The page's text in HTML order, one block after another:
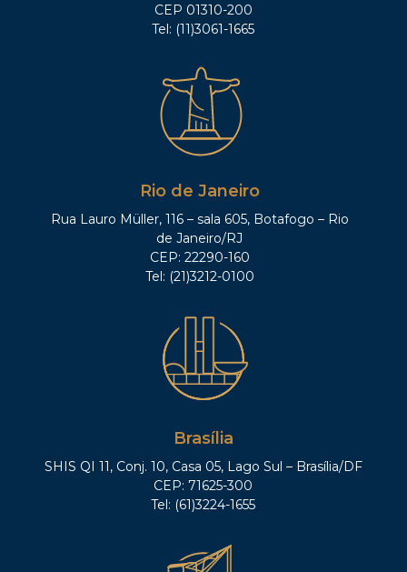
CEP 01310-200
Tel: (11)3061-1665
Rio de Janeiro
Rua Lauro Müller, 116 – sala 605, Botafogo – Rio
de Janeiro/RJ
CEP: 22290-160
Tel: (21)3212-0100
Brasília
SHIS QI 11, Conj. 10, Casa 05, Lago Sul – Brasília/DF
CEP: 71625-300
Tel: (61)3224-1655